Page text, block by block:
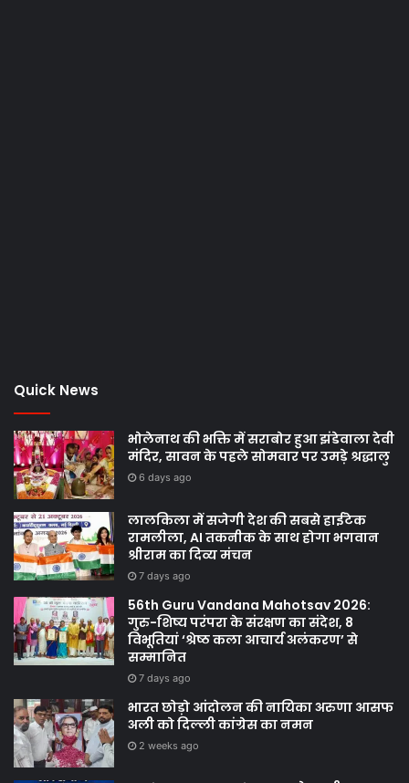
Quick News
भोलेनाथ की भक्ति में सराबोर हुआ झंडेवाला देवी
मंदिर, सावन के पहले सोमवार पर उमड़े श्रद्धालु
6 days ago
लालकिला में सजेगी देश की सबसे हाईटेक
रामलीला, AI तकनीक के साथ होगा भगवान
श्रीराम का दिव्य मंचन
7 days ago
56th Guru Vandana Mahotsav 2026:
गुरु-शिष्य परंपरा के संरक्षण का संदेश, 8
विभूतियां ‘श्रेष्ठ कला आचार्य अलंकरण’ से
सम्मानित
7 days ago
भारत छोड़ो आंदोलन की नायिका अरुणा आसफ
अली को दिल्ली कांग्रेस का नमन
2 weeks ago